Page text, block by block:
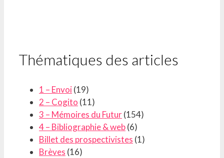
Thématiques des articles
1 – Envoi(19)
2 – Cogito (11)
3 – Mémoires du Futur(154)
4 – Bibliographie & web(6)
Billet des prospectivistes (1)
Brèves (16)